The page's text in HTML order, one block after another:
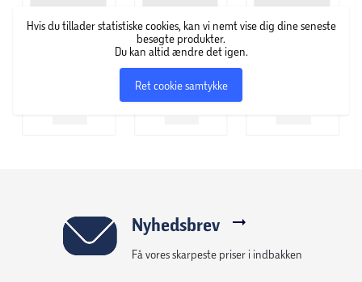
Hvis du tillader statistiske cookies, kan vi nemt vise dig dine seneste
besøgte produkter.
Du kan altid ændre det igen.
Ret cookie samtykke
Nyhedsbrev
Få vores skarpeste priser i indbakken